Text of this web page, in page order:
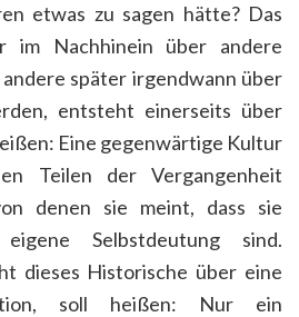
etwas zu sagen hätte? Das
im Nachhinein über andere
später irgendwann über
entsteht einerseits über
Eine gegenwärtige Kultur
Teilen der Vergangenheit
denen sie meint, dass sie
Selbstdeutung sind.
dieses Historische über eine
soll heißen: Nur ein